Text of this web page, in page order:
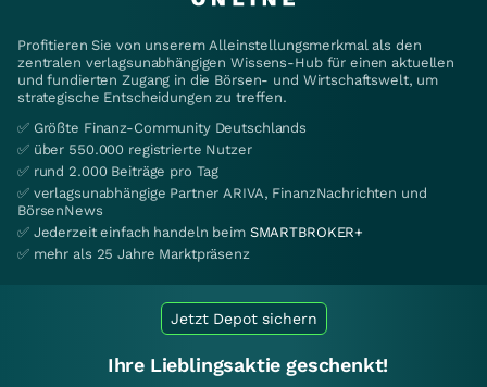
Profitieren Sie von unserem Alleinstellungsmerkmal als den
zentralen verlagsunabhängigen Wissens-Hub für einen aktuellen
und fundierten Zugang in die Börsen- und Wirtschaftswelt, um
strategische Entscheidungen zu treffen.
✅ Größte Finanz-Community Deutschlands
✅ über 550.000 registrierte Nutzer
✅ rund 2.000 Beiträge pro Tag
✅ verlagsunabhängige Partner ARIVA, FinanzNachrichten und
BörsenNews
✅ Jederzeit einfach handeln beim SMARTBROKER+
✅ mehr als 25 Jahre Marktpräsenz
Jetzt Depot sichern
Ihre Lieblingsaktie geschenkt!